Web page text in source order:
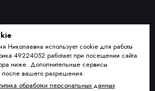
пошив
использует cookie для работы
49224052 работает при посещении сайта
ниже. Дополнительные сервисы
после вашего разрешения.
обработки персональных данных